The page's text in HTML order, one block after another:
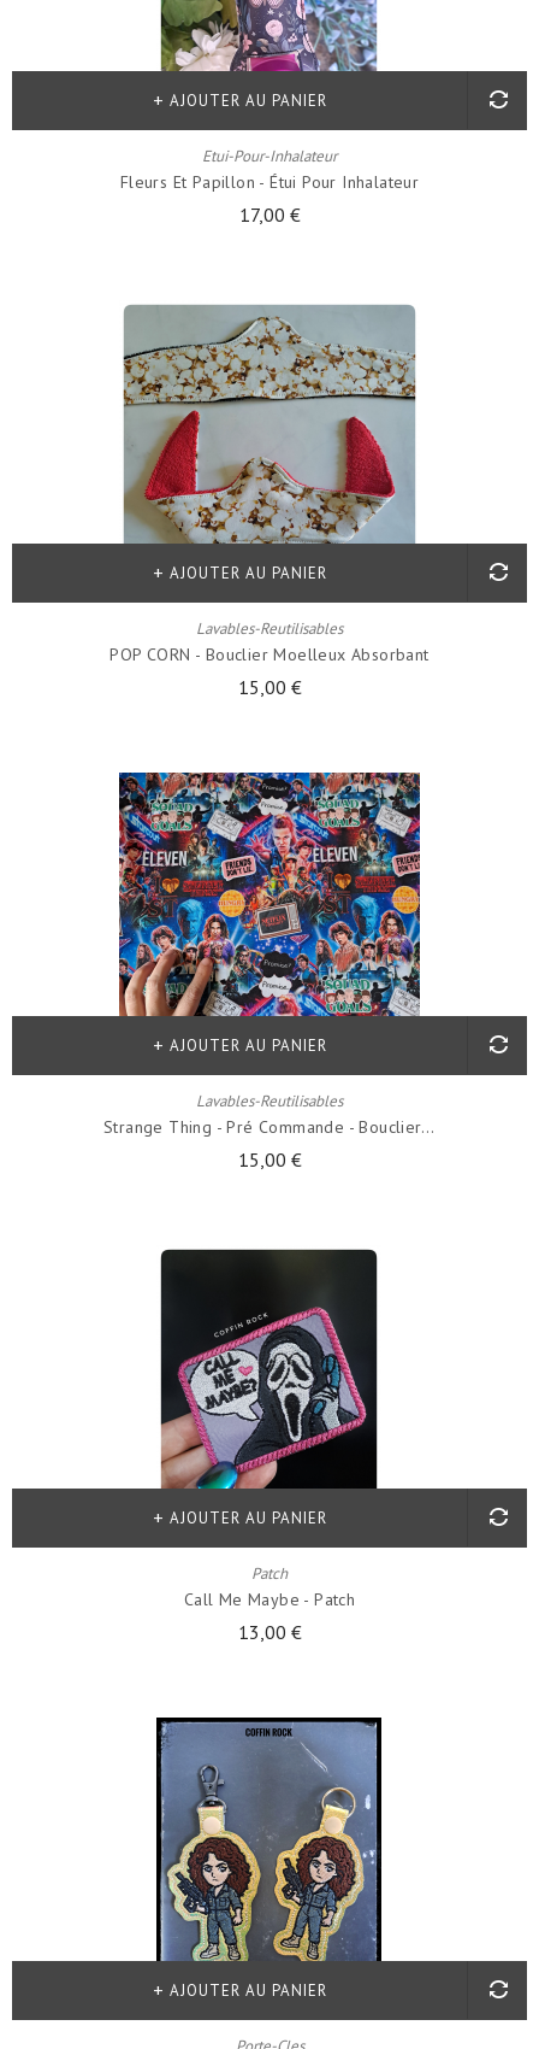
Etui-Pour-Inhalateur
Fleurs Et Papillon - Étui Pour Inhalateur
17,00 €
AJOUTER AU PANIER
Lavables-Reutilisables
POP CORN - Bouclier Moelleux Absorbant
15,00 €
AJOUTER AU PANIER
Lavables-Reutilisables
Strange Thing - Pré Commande - Bouclier...
15,00 €
AJOUTER AU PANIER
Patch
Call Me Maybe - Patch
13,00 €
AJOUTER AU PANIER
AJOUTER AU PANIER